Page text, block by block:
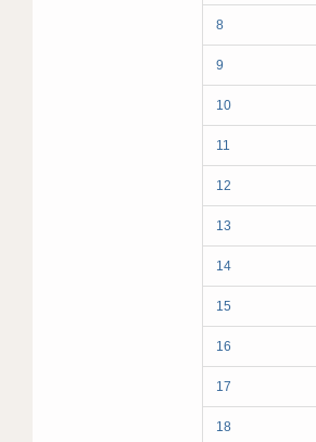
8
9
10
11
12
13
14
15
16
17
18